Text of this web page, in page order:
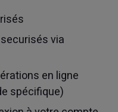
via
en ligne
spécifique)